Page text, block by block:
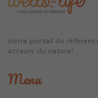
Votre portail du
acteurs du naturel
Menu